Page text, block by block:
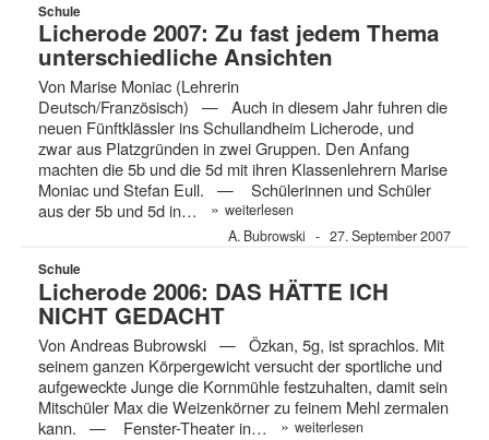
Schule
Licherode 2007: Zu fast jedem Thema
unterschiedliche Ansichten
Von Marise Moniac (Lehrerin
Deutsch/Französisch) — Auch in diesem Jahr fuhren die
neuen Fünftklässler ins Schullandheim Licherode, und
zwar aus Platzgründen in zwei Gruppen. Den Anfang
machten die 5b und die 5d mit ihren Klassenlehrern Marise
Moniac und Stefan Eull. — Schülerinnen und Schüler
aus der 5b und 5d in…
» weiterlesen
A. Bubrowski
27. September 2007
Schule
Licherode 2006: DAS HÄTTE ICH
NICHT GEDACHT
Von Andreas Bubrowski — Özkan, 5g, ist sprachlos. Mit
seinem ganzen Körpergewicht versucht der sportliche und
aufgeweckte Junge die Kornmühle festzuhalten, damit sein
Mitschüler Max die Weizenkörner zu feinem Mehl zermalen
kann. — Fenster-Theater in…
» weiterlesen